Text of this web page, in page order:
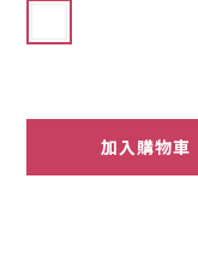
加入購物車